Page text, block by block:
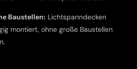
Baustellen: Lichtspanndecken
montiert, ohne große Baustellen